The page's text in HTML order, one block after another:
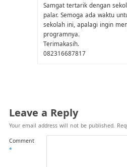
Samgat tertarik dengan
palar. Semoga ada waktu
sekolah ini, apalagi ingin
programnya.
Terimakasih.
082316687817
Leave a Reply
Your email address will not be published.
Comment
*